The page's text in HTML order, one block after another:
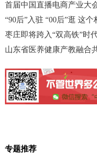
首届中国直播电商产业大
“90后”入驻 “00后”逛 这
枣庄即将跨入“双高铁”时
山东省医养健康产教融合
专题推荐